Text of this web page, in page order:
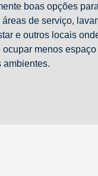
boas opções para
de serviço,
e outros locais
ocupar menos espaço
ambientes.